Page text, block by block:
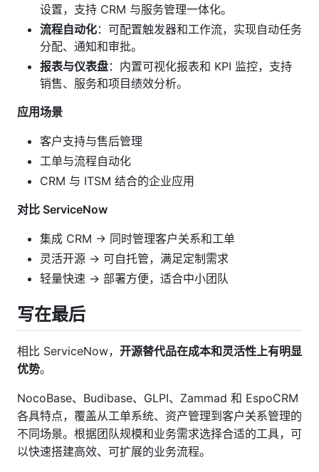
设置，支持 CRM 与服务管理一体化。
流程自动化：可配置触发器和工作流，实现自动任务
分配、通知和审批。
报表与仪表盘：内置可视化报表和 KPI 监控，支持
销售、服务和项目绩效分析。
应用场景
客户支持与售后管理
工单与流程自动化
CRM 与 ITSM 结合的企业应用
对比 ServiceNow
集成 CRM → 同时管理客户关系和工单
灵活开源 → 可自托管，满足定制需求
轻量快速 → 部署方便，适合中小团队
写在最后
相比 ServiceNow， 开源替代品在成本和灵活性上有明显
优势。
NocoBase、Budibase、GLPI、Zammad 和 EspoCRM
各具特点，覆盖从工单系统、资产管理到客户关系管理的
不同场景。根据团队规模和业务需求选择合适的工具，可
以快速搭建高效、可扩展的业务流程。